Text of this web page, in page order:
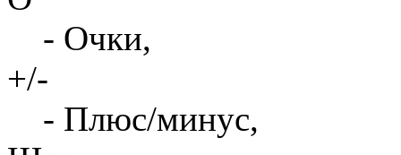
- Очки,
+/-
- Плюс/минус,